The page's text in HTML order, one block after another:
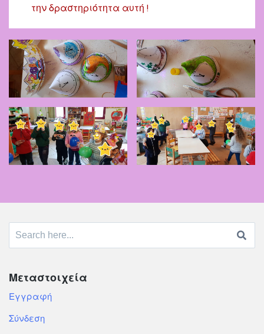
την δραστηριότητα αυτή !
Search
for:
Μεταστοιχεία
Εγγραφή
Σύνδεση